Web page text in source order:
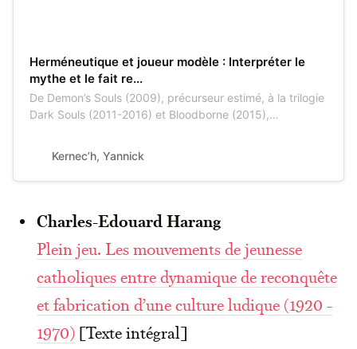
Herméneutique et joueur modèle : Interpréter le
mythe et le fait re...
De Demon’s Souls (2009), précurseur estimé, à la trilogie
Dark Souls (2011-2016) et Bloodborne (2015),
Kernec’h, Yannick
Charles-Edouard Harang
Plein jeu. Les mouvements de jeunesse
catholiques entre dynamique de reconquête
et fabrication d’une culture ludique (1920 -
1970) [Texte intégral]